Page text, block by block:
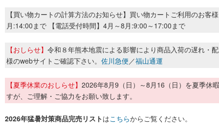
【買い物カートの計算方法のお知らせ】買い物カートご利用のお客
月:14:00まで 【電話受付時間】4月～8月:9:00～17:00まで
【おしらせ】 令和８年熊本地震による影響により商品入荷の遅れ・
様のwebサイトご確認下さい。 佐川急便／福山通運
【夏季休業のおしらせ】 2026年8月9（日）～8月16（日）を夏季休
すが、ご理解・ご協力をお願い致します。
2026年猛暑対策商品完売リストはこちらからご覧ください。